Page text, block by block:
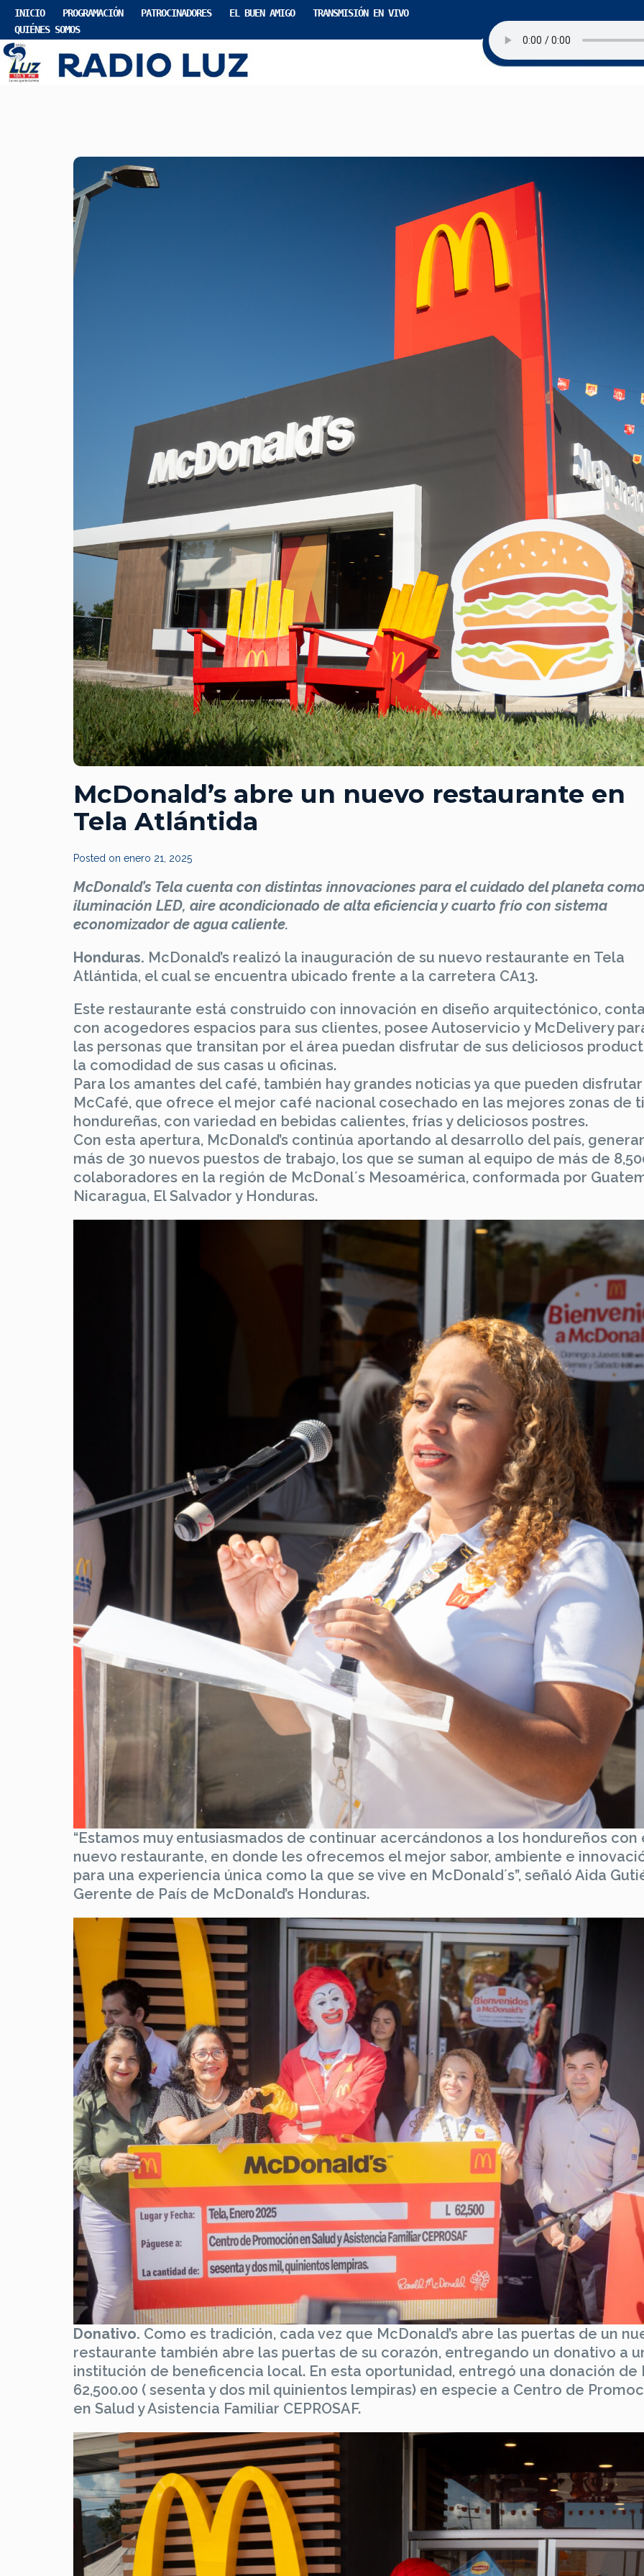
INICIO PROGRAMACIÓN PATROCINADORES EL BUEN AMIGO
TRANSMISIÓN EN VIVO
QUIÉNES SOMOS
McDonald’s abre un nuevo restaurante en
Tela Atlántida
Posted on enero 21, 2025
McDonald’s Tela cuenta con distintas innovaciones para el cuidado del planeta
iluminación LED, aire acondicionado de alta eficiencia y cuarto frío con sistema
economizador de agua caliente.
Honduras. McDonald’s realizó la inauguración de su nuevo restaurante en Tela
Atlántida, el cual se encuentra ubicado frente a la carretera CA13.
Este restaurante está construido con innovación en diseño arquitectónico,
con acogedores espacios para sus clientes, posee Autoservicio y McDelivery
las personas que transitan por el área puedan disfrutar de sus deliciosos
la comodidad de sus casas u oficinas.
Para los amantes del café, también hay grandes noticias ya que pueden
McCafé, que ofrece el mejor café nacional cosechado en las mejores zonas de
hondureñas, con variedad en bebidas calientes, frías y deliciosos postres.
Con esta apertura, McDonald’s continúa aportando al desarrollo del país,
más de 30 nuevos puestos de trabajo, los que se suman al equipo de más de
colaboradores en la región de McDonal´s Mesoamérica, conformada por
Nicaragua, El Salvador y Honduras.
“Estamos muy entusiasmados de continuar acercándonos a los hondureños con
nuevo restaurante, en donde les ofrecemos el mejor sabor, ambiente e
para una experiencia única como la que se vive en McDonald´s”, señaló Aida
Gerente de País de McDonald’s Honduras.
Donativo. Como es tradición, cada vez que McDonald’s abre las puertas de un
restaurante también abre las puertas de su corazón, entregando un donativo a
institución de beneficencia local. En esta oportunidad, entregó una donación de
62,500.00 ( sesenta y dos mil quinientos lempiras) en especie a Centro de
en Salud y Asistencia Familiar CEPROSAF.